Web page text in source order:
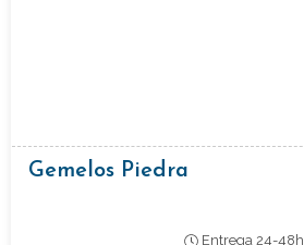
Gemelos Piedra
Entrega 24-48h